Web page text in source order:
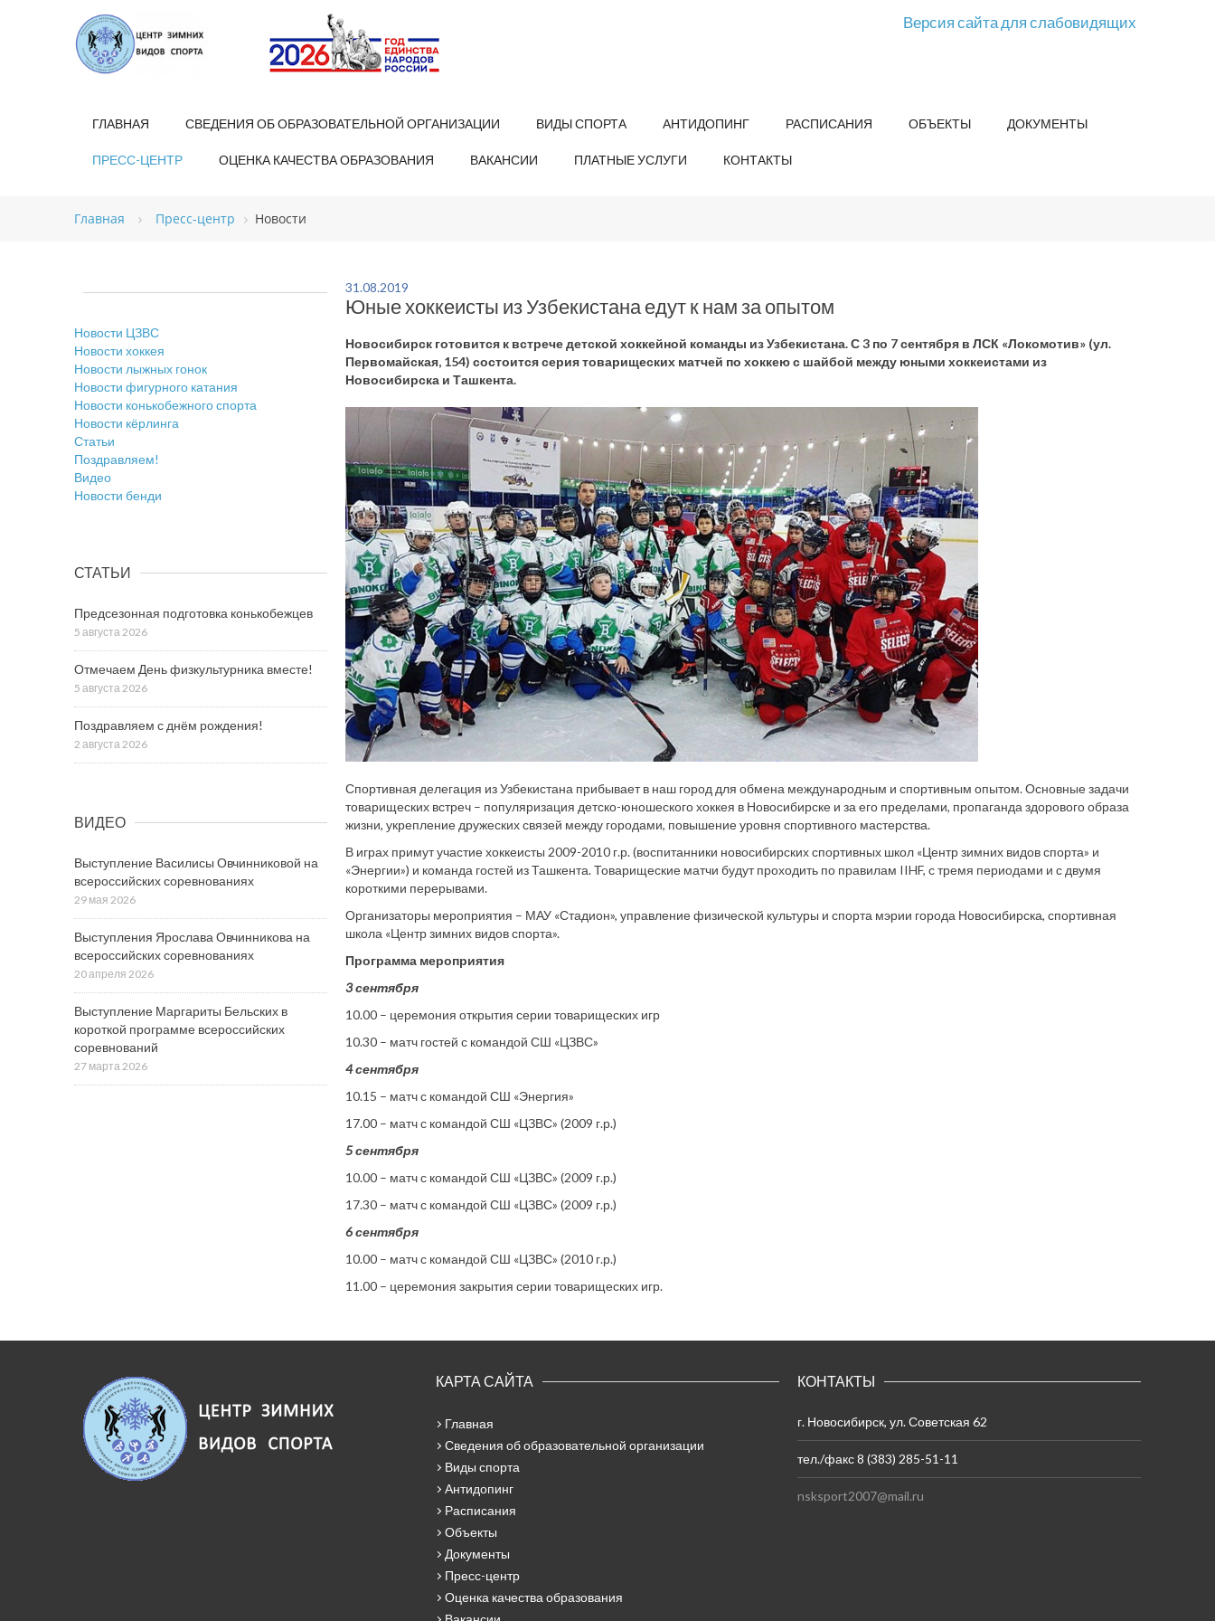
Версия сайта для слабовидящих
ГЛАВНАЯ СВЕДЕНИЯ ОБ ОБРАЗОВАТЕЛЬНОЙ ОРГАНИЗАЦИИ ВИДЫ СПОРТА АНТИДОПИНГ РАСПИСАНИЯ ОБЪЕКТЫ ДОКУМЕНТЫ
ПРЕСС-ЦЕНТР ОЦЕНКА КАЧЕСТВА ОБРАЗОВАНИЯ ВАКАНСИИ ПЛАТНЫЕ УСЛУГИ КОНТАКТЫ
Главная Пресс-центр Новости
31.08.2019
Юные хоккеисты из Узбекистана едут к нам за опытом
Новосибирск готовится к встрече детской хоккейной команды из Узбекистана. С 3 по 7 сентября в ЛСК «Локомотив» (ул.
Первомайская, 154) состоится серия товарищеских матчей по хоккею с шайбой между юными хоккеистами из
Новосибирска и Ташкента.
Спортивная делегация из Узбекистана прибывает в наш город для обмена международным и спортивным опытом. Основные задачи
товарищеских встреч – популяризация детско-юношеского хоккея в Новосибирске и за его пределами, пропаганда здорового образа
жизни, укрепление дружеских связей между городами, повышение уровня спортивного мастерства.
В играх примут участие хоккеисты 2009-2010 г.р. (воспитанники новосибирских спортивных школ «Центр зимних видов спорта» и
«Энергии») и команда гостей из Ташкента. Товарищеские матчи будут проходить по правилам IIHF, с тремя периодами и с двумя
короткими перерывами.
Организаторы мероприятия – МАУ «Стадион», управление физической культуры и спорта мэрии города Новосибирска, спортивная
школа «Центр зимних видов спорта».
Программа мероприятия
3 сентября
10.00 – церемония открытия серии товарищеских игр
10.30 – матч гостей с командой СШ «ЦЗВС»
4 сентября
10.15 – матч с командой СШ «Энергия»
17.00 – матч с командой СШ «ЦЗВС» (2009 г.р.)
5 сентября
10.00 – матч с командой СШ «ЦЗВС» (2009 г.р.)
17.30 – матч с командой СШ «ЦЗВС» (2009 г.р.)
6 сентября
10.00 – матч с командой СШ «ЦЗВС» (2010 г.р.)
11.00 – церемония закрытия серии товарищеских игр.
Новости ЦЗВС
Новости хоккея
Новости лыжных гонок
Новости фигурного катания
Новости конькобежного спорта
Новости кёрлинга
Статьи
Поздравляем!
Видео
Новости бенди
СТАТЬИ
Предсезонная подготовка конькобежцев
5 августа 2026
Отмечаем День физкультурника вместе!
5 августа 2026
Поздравляем с днём рождения!
2 августа 2026
ВИДЕО
Выступление Василисы Овчинниковой на
всероссийских соревнованиях
29 мая 2026
Выступления Ярослава Овчинникова на
всероссийских соревнованиях
20 апреля 2026
Выступление Маргариты Бельских в
короткой программе всероссийских
соревнований
27 марта 2026
КАРТА САЙТА
Главная
Сведения об образовательной организации
Виды спорта
Антидопинг
Расписания
Объекты
Документы
Пресс-центр
Оценка качества образования
КОНТАКТЫ
г. Новосибирск, ул. Советская 62
тел./факс 8 (383) 285-51-11
nsksport2007@mail.ru